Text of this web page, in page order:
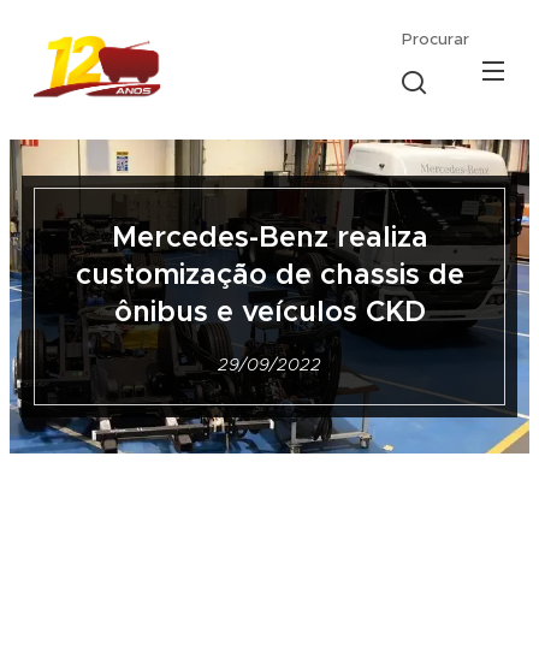
Procurar
Mercedes-Benz realiza
customização de chassis de
ônibus e veículos CKD
29/09/2022